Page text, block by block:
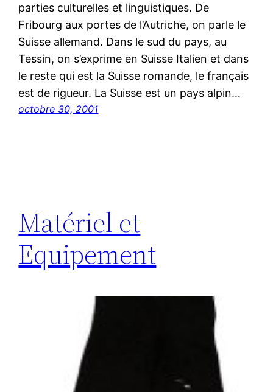
parties culturelles et linguistiques. De
Fribourg aux portes de l’Autriche, on parle le
Suisse allemand. Dans le sud du pays, au
Tessin, on s’exprime en Suisse Italien et dans
le reste qui est la Suisse romande, le français
est de rigueur. La Suisse est un pays alpin…
octobre 30, 2001
Matériel et
Equipement